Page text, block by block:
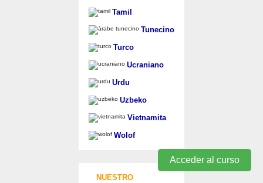
Acceder al curso
Tamil
Tunecino
Turco
Ucraniano
Urdu
Uzbeko
Vietnamita
Wolof
NUESTRO